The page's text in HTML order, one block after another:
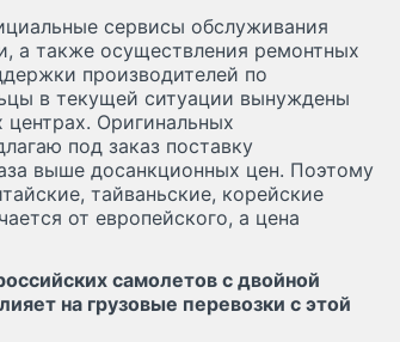
сервисы обслуживания
а также осуществления ремонтных
производителей по
в текущей ситуации вынуждены
Оригинальных
под заказ поставку
выше досанкционных цен. Поэтому
тайваньские, корейские
от европейского, а цена
самолетов с двойной
на грузовые перевозки с этой